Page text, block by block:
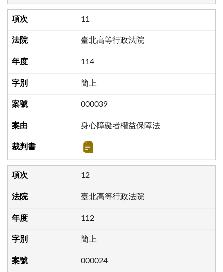
11
臺北高等行政法院
114
簡上
000039
身心障礙者權益保障法
12
臺北高等行政法院
112
簡上
000024